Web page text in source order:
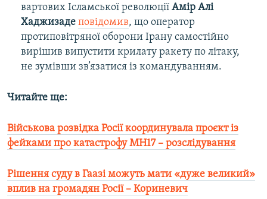
вартових Ісламської революції Амір Алі
Хаджизаде​ повідомив, що оператор
протиповітряної оборони Ірану самостійно
вирішив випустити крилату ракету по літаку,
не зумівши зв’язатися із командуванням.
Читайте ще:
Військова розвідка Росії координувала проєкт із
фейками про катастрофу MH17 – розслідування​
Рішення суду в Гаазі можуть мати «дуже великий»
вплив на громадян Росії – Кориневич